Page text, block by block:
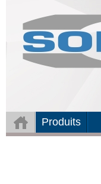
Produits